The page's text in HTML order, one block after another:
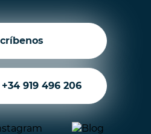
919 496 206